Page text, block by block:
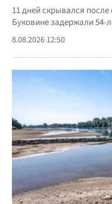
11 дней скрывался
Буковине задержали 54-
8.08.2026 12:50